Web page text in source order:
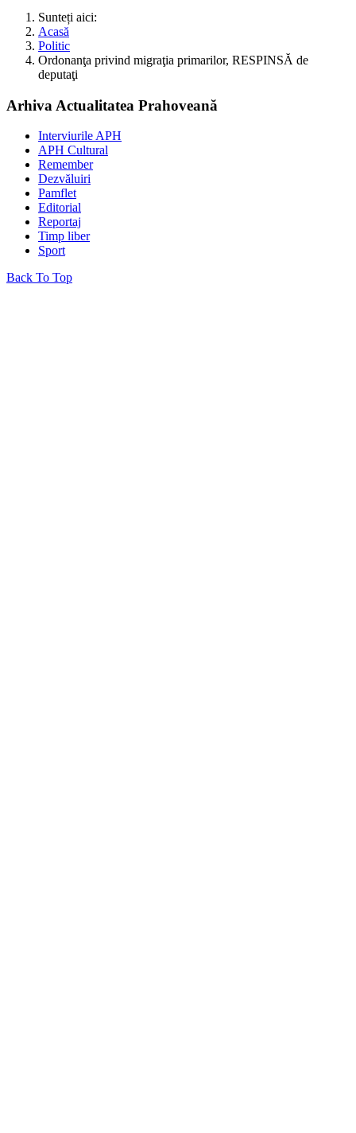
Sunteți aici:
Acasă
Politic
Ordonanţa privind migraţia primarilor, RESPINSĂ de
deputaţi
Arhiva Actualitatea Prahoveană
Interviurile APH
APH Cultural
Remember
Dezvăluiri
Pamflet
Editorial
Reportaj
Timp liber
Sport
Back To Top